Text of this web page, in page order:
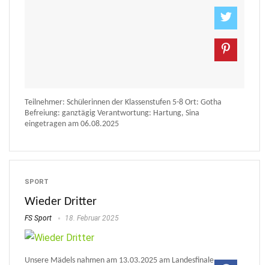
Teilnehmer: Schülerinnen der Klassenstufen 5-8 Ort: Gotha
Befreiung: ganztägig Verantwortung: Hartung, Sina
eingetragen am 06.08.2025
SPORT
Wieder Dritter
FS Sport 18. Februar 2025
Unsere Mädels nahmen am 13.03.2025 am Landesfinale